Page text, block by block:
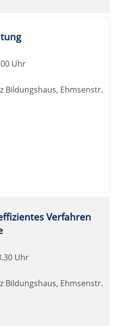
Uhr
Bildungshaus, Ehmsenstr.
Verfahren
Uhr
Bildungshaus, Ehmsenstr.